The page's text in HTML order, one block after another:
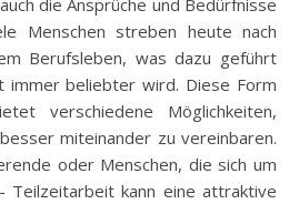
Menschen streben heute nach
Berufsleben, was dazu geführt
immer beliebter wird. Diese Form
verschiedene Möglichkeiten,
miteinander zu vereinbaren.
oder Menschen, die sich um
Teilzeitarbeit kann eine attraktive